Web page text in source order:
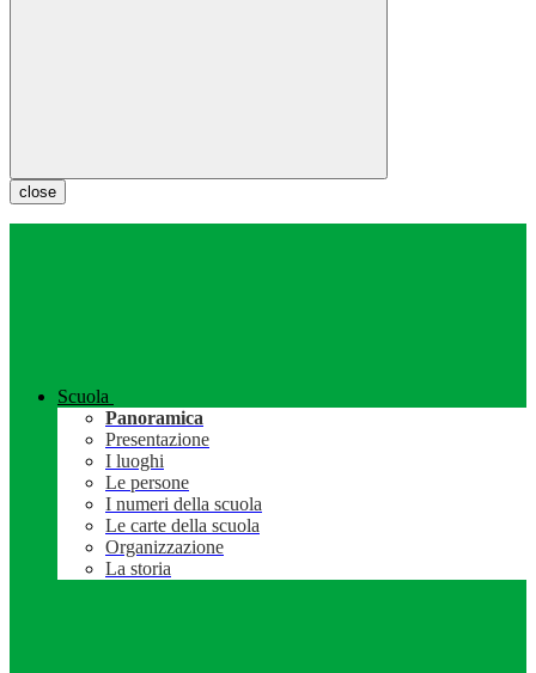
close
Scuola
Panoramica
Presentazione
I luoghi
Le persone
I numeri della scuola
Le carte della scuola
Organizzazione
La storia